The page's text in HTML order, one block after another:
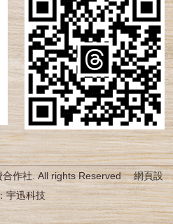
合作社. All rights Reserved網頁設
宇迅科技